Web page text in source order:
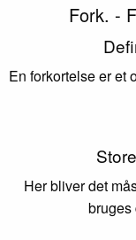
Fork. -
En forkortelse er et
Her bliver det